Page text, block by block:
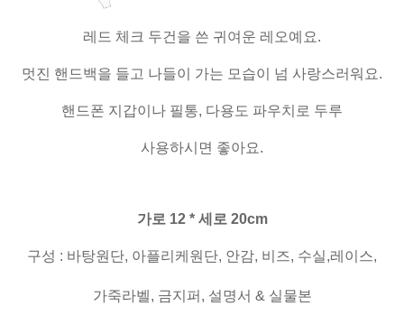
레드 체크 두건을 쓴 귀여운 레오예요.
​멋진 핸드백을 들고 나들이 가는 모습이 넘 사랑스러워요.
​핸드폰 지갑이나 필통, 다용도 파우치로 두루
사용하시면 좋아요.
가로 12 * 세로 20cm
구성 : 바탕원단, 아플리케원단, 안감, 비즈, 수실,레이스,
가죽라벨, 금지퍼, 설명서 & 실물본